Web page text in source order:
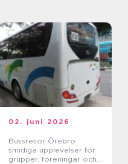
02. juni 2026
Bussresor Örebro
smidiga upplevelser för
grupper, föreningar och